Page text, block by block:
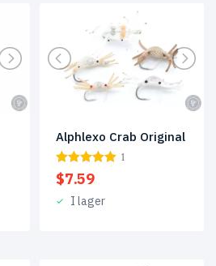
Alphlexo Crab Original
1
$7.59
I lager